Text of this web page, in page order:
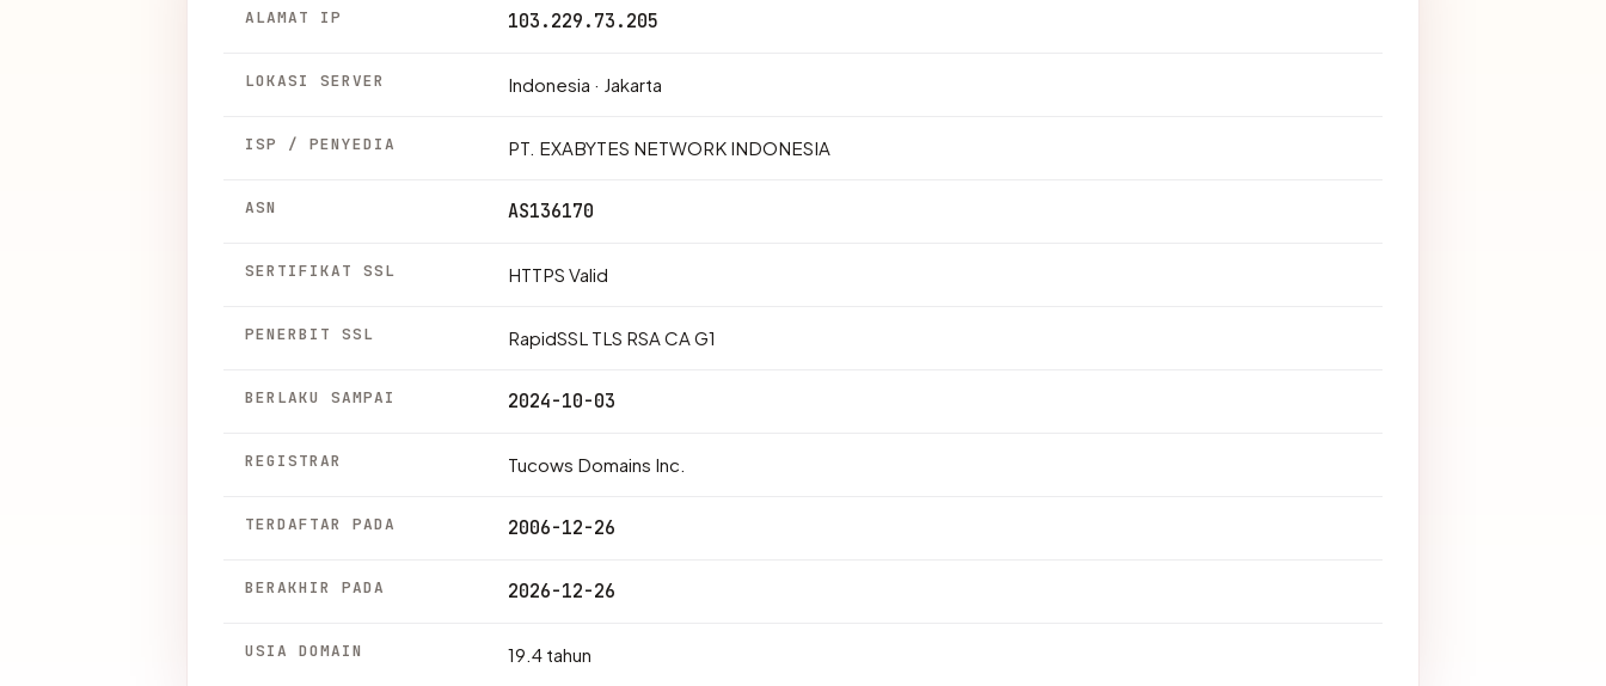
ALAMAT IP 103.229.73.205
LOKASI SERVER Indonesia · Jakarta
ISP / PENYEDIA PT. EXABYTES NETWORK INDONESIA
ASN AS136170
SERTIFIKAT SSL HTTPS Valid
PENERBIT SSL RapidSSL TLS RSA CA G1
BERLAKU SAMPAI 2024-10-03
REGISTRAR Tucows Domains Inc.
TERDAFTAR PADA 2006-12-26
BERAKHIR PADA 2026-12-26
USIA DOMAIN 19.4 tahun